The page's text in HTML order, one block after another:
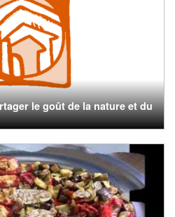
le goût de la nature et du